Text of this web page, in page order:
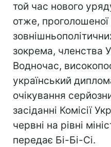
той час нового
отже, проголошеної
зокрема, членства
Водночас,
український
очікування
засіданні Комісії
червні на рівні
передає Бі-Бі-Сі.